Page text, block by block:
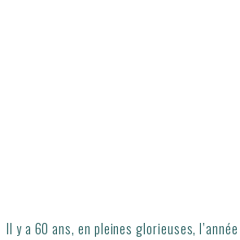
Il y a 60 ans, en pleines glorieuses,